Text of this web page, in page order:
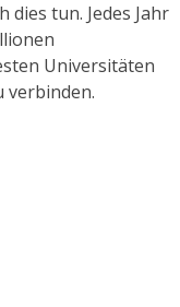
dies tun. Jedes Jahr
Universitäten
verbinden.